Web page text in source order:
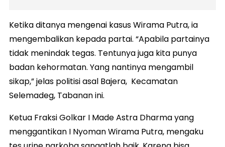
Ketika ditanya mengenai kasus Wirama Putra, ia
mengembalikan kepada partai. “Apabila partainya
tidak menindak tegas. Tentunya juga kita punya
badan kehormatan. Yang nantinya mengambil
sikap,” jelas politisi asal Bajera, Kecamatan
Selemadeg, Tabanan ini.
Ketua Fraksi Golkar I Made Astra Dharma yang
menggantikan I Nyoman Wirama Putra, mengaku